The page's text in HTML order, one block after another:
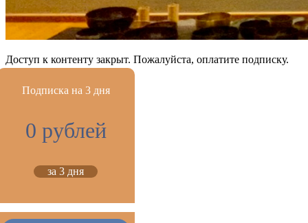
Доступ к контенту закрыт. Пожалуйста, оплатите подписку.
Подписка на 3 дня
0 рублей
за 3 дня